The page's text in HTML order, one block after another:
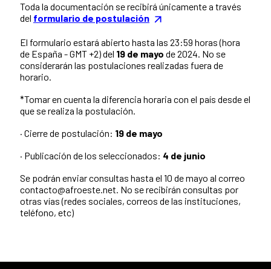
Toda la documentación se recibirá únicamente a través
del formulario de postulación
El formulario estará abierto hasta las 23:59 horas (hora
de España - GMT +2) del 19 de mayo de 2024. No se
considerarán las postulaciones realizadas fuera de
horario.
*Tomar en cuenta la diferencia horaria con el país desde el
que se realiza la postulación.
· Cierre de postulación: 19 de mayo
· Publicación de los seleccionados: 4 de junio
Se podrán enviar consultas hasta el 10 de mayo al correo
contacto@afroeste.net. No se recibirán consultas por
otras vías (redes sociales, correos de las instituciones,
teléfono, etc)